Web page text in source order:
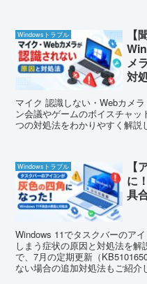
Windowsトラブル
【
メ
対
マイク 認識しない・Webカメ
ン会議やゲームのボイスチャ
つの対処法をわかりやすく解説
Windowsトラブル
に
具
Windows 11でタスクバーのア
しまう症状の原因と対処法を解
で、7月の定期更新（
ない場合の追加対処法もご紹介